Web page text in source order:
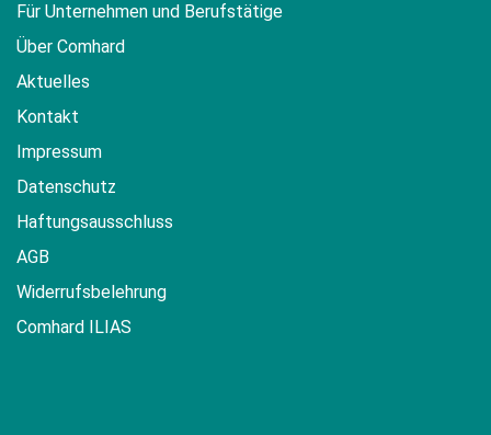
Für Unternehmen und Berufstätige
Über Comhard
Aktuelles
Kontakt
Impressum
Datenschutz
Haftungsausschluss
AGB
Widerrufsbelehrung
Comhard ILIAS